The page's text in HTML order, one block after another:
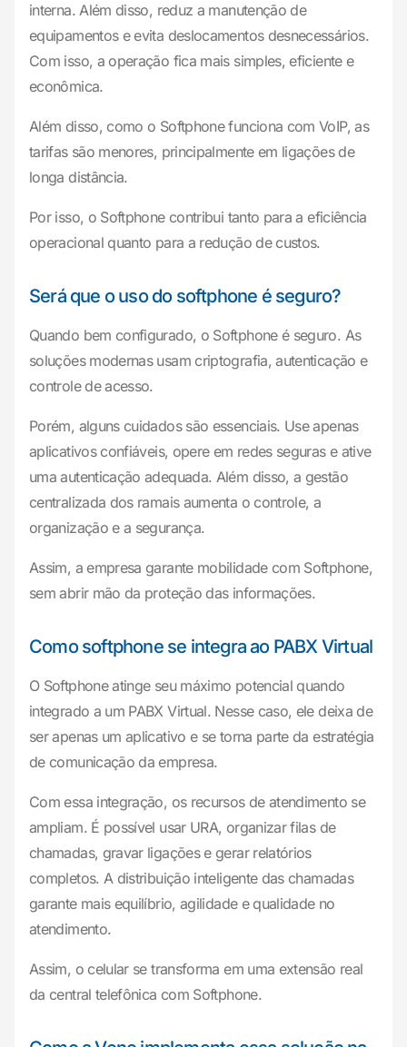
interna. Além disso, reduz a manutenção de
equipamentos e evita deslocamentos desnecessários.
Com isso, a operação fica mais simples, eficiente e
econômica.
Além disso, como o Softphone funciona com VoIP, as
tarifas são menores, principalmente em ligações de
longa distância.
Por isso, o Softphone contribui tanto para a eficiência
operacional quanto para a redução de custos.
Será que o uso do softphone é seguro?
Quando bem configurado, o Softphone é seguro. As
soluções modernas usam criptografia, autenticação e
controle de acesso.
Porém, alguns cuidados são essenciais. Use apenas
aplicativos confiáveis, opere em redes seguras e ative
uma autenticação adequada. Além disso, a gestão
centralizada dos ramais aumenta o controle, a
organização e a segurança.
Assim, a empresa garante mobilidade com Softphone,
sem abrir mão da proteção das informações.
Como softphone se integra ao PABX Virtual
O Softphone atinge seu máximo potencial quando
integrado a um PABX Virtual. Nesse caso, ele deixa de
ser apenas um aplicativo e se torna parte da estratégia
de comunicação da empresa.
Com essa integração, os recursos de atendimento se
ampliam. É possível usar URA, organizar filas de
chamadas, gravar ligações e gerar relatórios
completos. A distribuição inteligente das chamadas
garante mais equilíbrio, agilidade e qualidade no
atendimento.
Assim, o celular se transforma em uma extensão real
da central telefônica com Softphone.